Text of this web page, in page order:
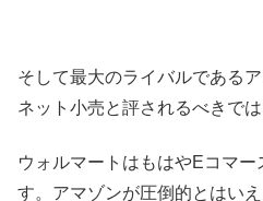
そして最大のライバルである
ネット小売と評されるべきで
ウォルマートはもはやEコマ
す。アマゾンが圧倒的とはい